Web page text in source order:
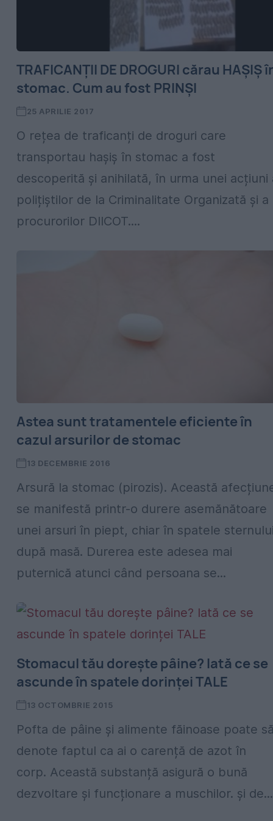
TRAFICANȚII DE DROGURI cărau HAȘIȘ
stomac. Cum au fost PRINȘI
25 APRILIE 2017
O rețea de traficanți de droguri care
transportau hașiș în stomac a fost
descoperită și anihilată, în urma unei acțiuni
polițiștilor de la Criminalitate Organizată și a
procurorilor DIICOT....
Astea sunt tratamentele eficiente în
cazul arsurilor de stomac
13 DECEMBRIE 2016
Arsură la stomac (pirozis). Această
se manifestă printr-o durere asemănătoare
unei arsuri în piept, chiar în spatele
după masă. Durerea este adesea mai
puternică atunci când persoana se...
Stomacul tău dorește pâine? Iată ce se
ascunde în spatele dorinței TALE
13 OCTOMBRIE 2015
Pofta de pâine și alimente făinoase poate să
denote faptul ca ai o carență de azot în
corp. Această substanță asigură o bună
dezvoltare și funcționare a muschilor. și de...